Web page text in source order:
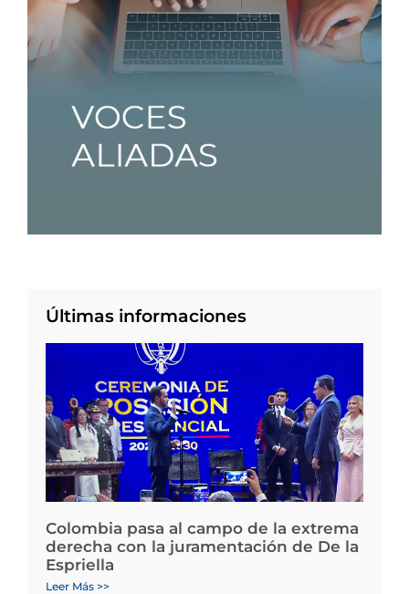
Últimas informaciones
Colombia pasa al campo de la extrema
derecha con la juramentación de De la
Espriella
Leer Más >>